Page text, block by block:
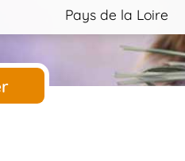
Pays de la Loire